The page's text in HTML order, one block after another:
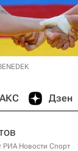
Дзен
РИА Новости Спорт